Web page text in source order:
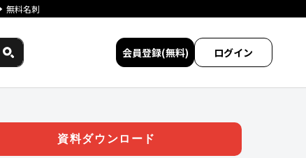
無料名刺
会員登録(無料) ログイン
資料ダウンロード